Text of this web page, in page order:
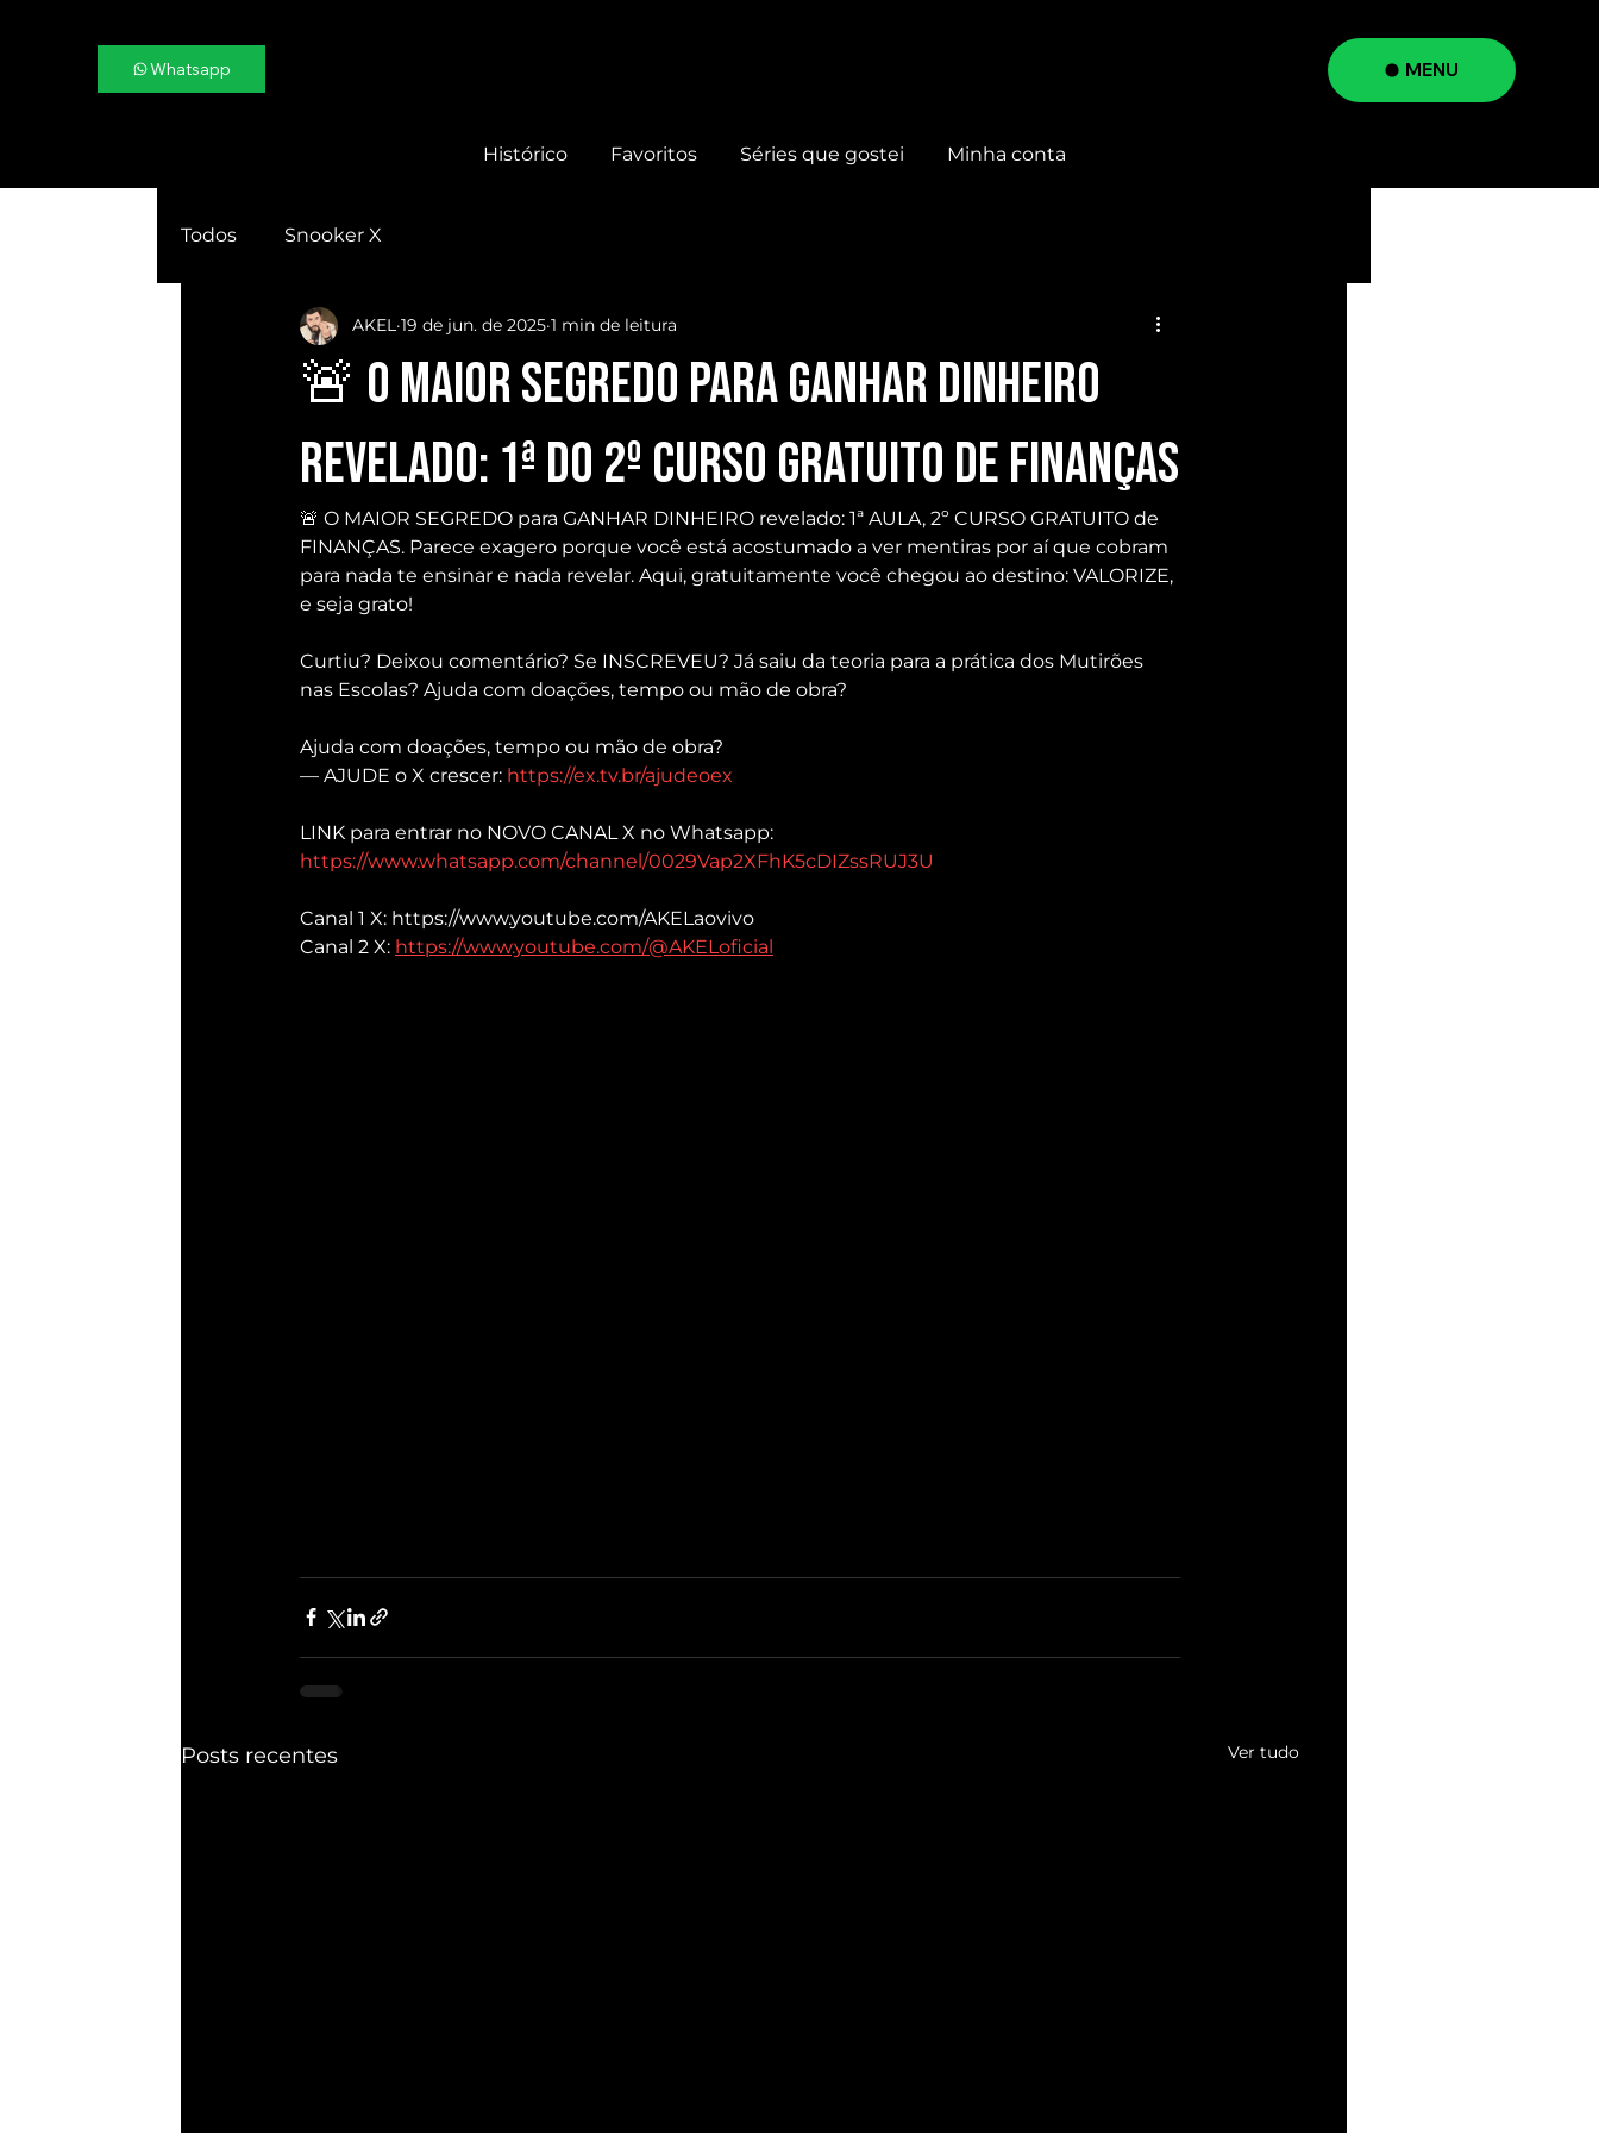
MENU
Whatsapp
Histórico Favoritos Séries que gostei Minha conta
Todos Snooker X
🚨 O MAIOR SEGREDO para GANHAR DINHEIRO
revelado: 1ª do 2º CURSO GRATUITO de FINANÇAS
AKEL 19 de jun. de 2025 1 min de leitura
🚨 O MAIOR SEGREDO para GANHAR DINHEIRO revelado: 1ª AULA, 2º CURSO GRATUITO de
FINANÇAS. Parece exagero porque você está acostumado a ver mentiras por aí que cobram
para nada te ensinar e nada revelar. Aqui, gratuitamente você chegou ao destino: VALORIZE,
e seja grato!
Curtiu? Deixou comentário? Se INSCREVEU? Já saiu da teoria para a prática dos Mutirões
nas Escolas? Ajuda com doações, tempo ou mão de obra?
Ajuda com doações, tempo ou mão de obra?
— AJUDE o X crescer: https://ex.tv.br/ajudeoex
LINK para entrar no NOVO CANAL X no Whatsapp:
https://www.whatsapp.com/channel/0029Vap2XFhK5cDIZssRUJ3U
Canal 1 X: https://www.youtube.com/AKELaovivo
Canal 2 X: https://www.youtube.com/@AKELoficial
Posts recentes Ver tudo